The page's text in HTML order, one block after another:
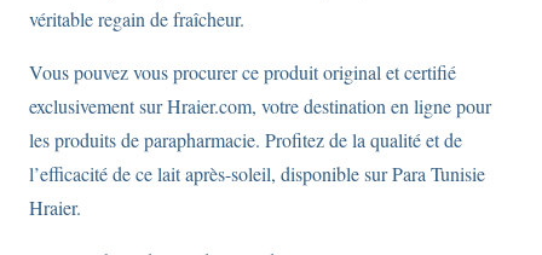
véritable regain de fraîcheur.
Vous pouvez vous procurer ce produit original et certifié
exclusivement sur Hraier.com, votre destination en ligne pour
les produits de parapharmacie. Profitez de la qualité et de
l’efficacité de ce lait après-soleil, disponible sur Para Tunisie
Hraier.